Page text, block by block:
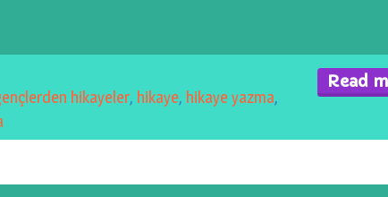
Read
hikayeler, hikaye, hikaye yazma,